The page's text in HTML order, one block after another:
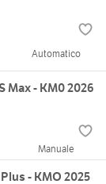
Automatico
Max - KM0 2026
Manuale
- KMO 2025